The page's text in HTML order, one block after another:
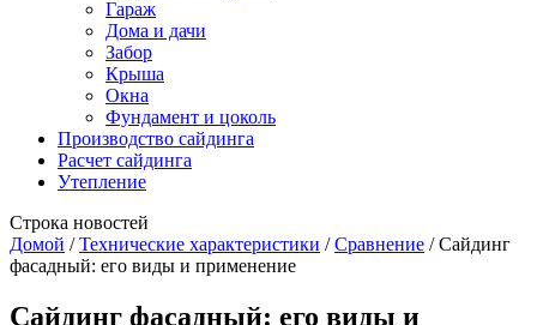
Гараж
Дома и дачи
Забор
Крыша
Окна
Фундамент и цоколь
Производство сайдинга
Расчет сайдинга
Утепление
Строка новостей
Домой / Технические характеристики / Сравнение / Сайдинг
фасадный: его виды и применение
Сайдинг фасадный: его виды и